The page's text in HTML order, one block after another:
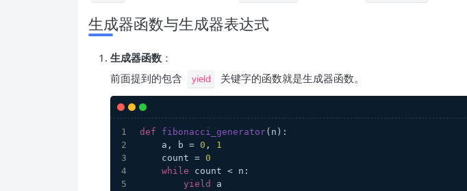
生成器函数与生成器表达式
生成器函数 ：
前面提到的包含
yield 关键字的函数就是生成器函数。
def fibonacci_generator( n ):
    a, b =
0 , 1
    count =
0
while count < n:
yield
a